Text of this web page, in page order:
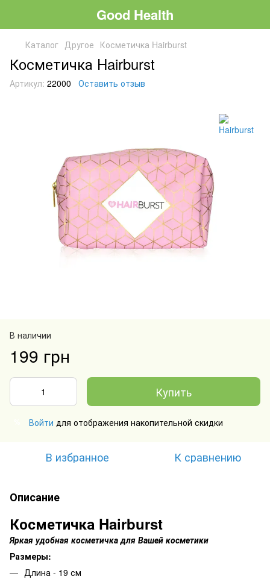
Good Health
Каталог Другое Косметичка Hairburst
Косметичка Hairburst
Артикул: 22000 Оставить отзыв
В наличии
199 грн
Купить
Войти для отображения накопительной скидки
В избранное К сравнению
Описание
Косметичка Hairburst
Яркая удобная косметичка для Вашей косметики
Размеры:
Длина - 19 см